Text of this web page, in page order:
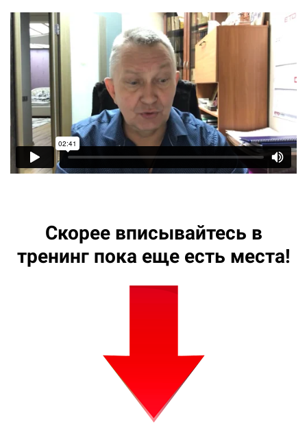
Скорее вписывайтесь в
тренинг пока еще есть места!